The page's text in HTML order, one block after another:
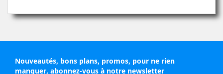
Nouveautés, bons plans, promos, pour ne rien
manquer, abonnez-vous à notre newsletter